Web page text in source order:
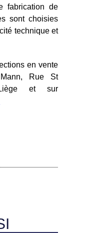
fabrication de
sont choisies
technique et
en vente
Rue St
et sur